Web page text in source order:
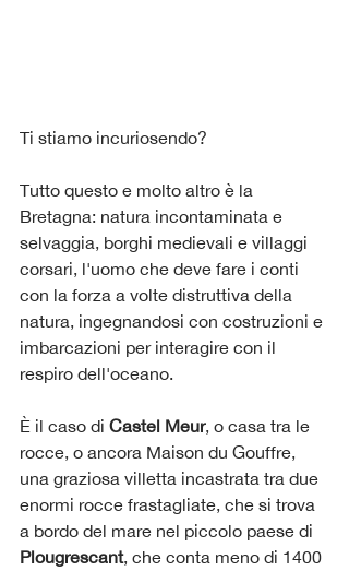
Ti stiamo incuriosendo?
Tutto questo e molto altro è la
Bretagna: natura incontaminata e
selvaggia, borghi medievali e villaggi
corsari, l'uomo che deve fare i conti
con la forza a volte distruttiva della
natura, ingegnandosi con costruzioni e
imbarcazioni per interagire con il
respiro dell'oceano.
È il caso di Castel Meur, o casa tra le
rocce, o ancora Maison du Gouffre,
una graziosa villetta incastrata tra due
enormi rocce frastagliate, che si trova
a bordo del mare nel piccolo paese di
Plougrescant, che conta meno di 1400